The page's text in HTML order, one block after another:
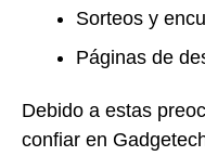
Sorteos y
Páginas de
Debido a estas
confiar en